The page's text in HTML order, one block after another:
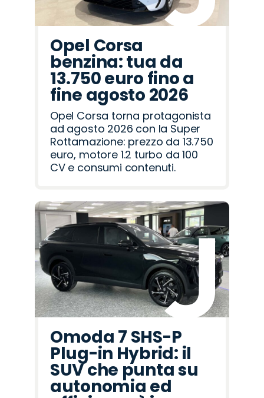
Opel Corsa
benzina: tua da
13.750 euro fino a
fine agosto 2026
Opel Corsa torna protagonista
ad agosto 2026 con la Super
Rottamazione: prezzo da 13.750
euro, motore 1.2 turbo da 100
CV e consumi contenuti.
Omoda 7 SHS-P
Plug-in Hybrid: il
SUV che punta su
autonomia ed